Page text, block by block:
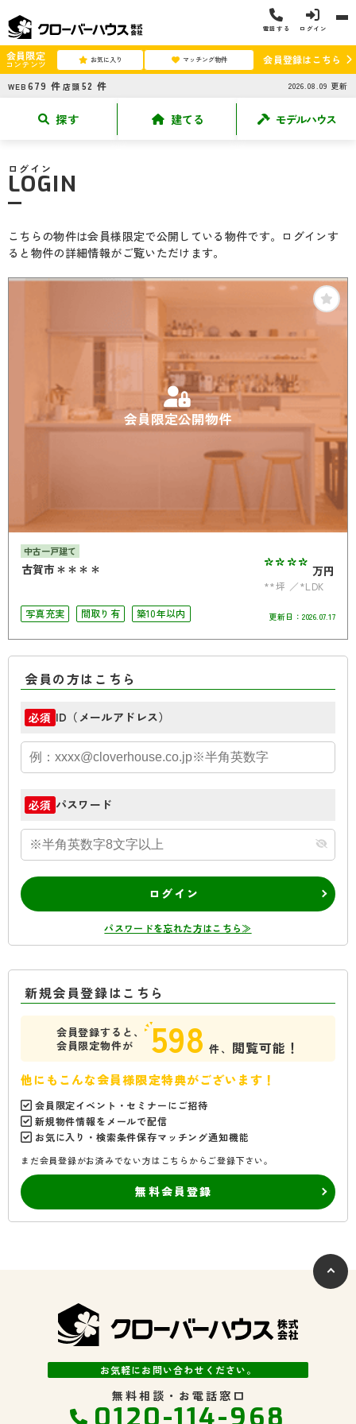
電話する ログイン
会員限定
コンテンツ お気に入り マッチング物件 会員登録はこちら
WEB 679 件 店頭 52 件 2026.08.09 更新
探す 建てる モデルハウス
ログイン
LOGIN
こちらの物件は会員様限定で公開している物件です。ログインす
ると物件の詳細情報がご覧いただけます。
会員限定公開物件
中古一戸建て
古賀市＊＊＊＊ **** 万円
**坪
*LDK
写真充実
間取り有 築10年以内 更新日： 2026.07.17
会員の方はこちら
必須 ID（メールアドレス）
必須 パスワード
ログイン
パスワードを忘れた方はこちら≫
新規会員登録はこちら
会員登録すると、
会員限定物件が
598 件、 閲覧可能！
他にもこんな会員様限定特典がございます！
会員限定イベント・セミナーにご招待
新規物件情報をメールで配信
お気に入り・検索条件保存マッチング通知機能
まだ会員登録がお済みでない方はこちらからご登録下さい。
無料会員登録
お気軽にお問い合わせください。
無料相談・お電話窓口